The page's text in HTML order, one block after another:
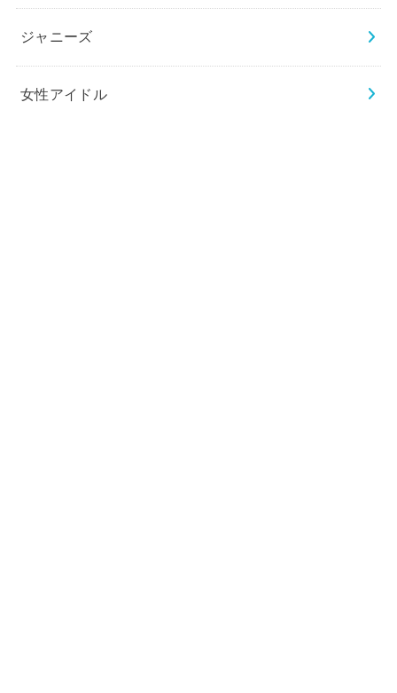
ジャニーズ
女性アイドル